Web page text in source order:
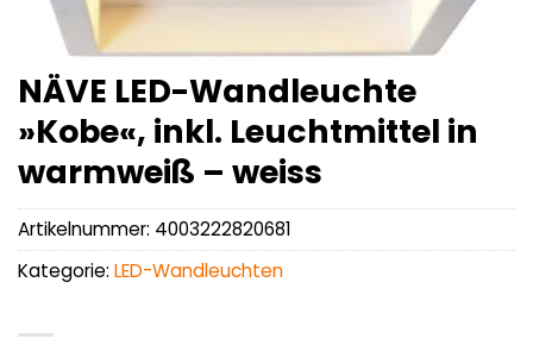
NÄVE LED-Wandleuchte
»Kobe«, inkl. Leuchtmittel in
warmweiß – weiss
Artikelnummer: 4003222820681
Kategorie: LED-Wandleuchten